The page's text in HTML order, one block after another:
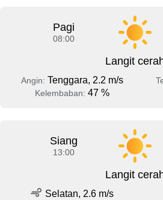
Pagi
08:00
Langit
Angin: Tenggara, 2.2 m/s
Kelembaban: 47 %
Siang
13:00
Langit
Selatan, 2.6 m/s